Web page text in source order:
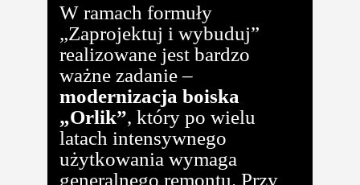
W ramach formuły
„Zaprojektuj i wybuduj”
realizowane jest bardzo
ważne zadanie –
modernizacja boiska
„Orlik”, który po wielu
latach intensywnego
użytkowania wymaga
generalnego remontu. Przy